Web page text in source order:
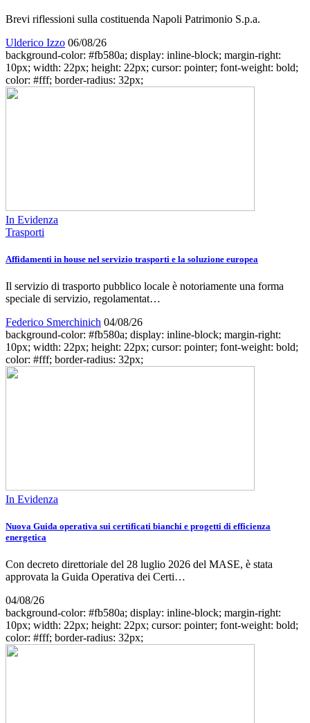
Brevi riflessioni sulla costituenda Napoli Patrimonio S.p.a.
Ulderico Izzo 06/08/26
background-color: #fb580a; display: inline-block; margin-right:
10px; width: 22px; height: 22px; cursor: pointer; font-weight: bold;
color: #fff; border-radius: 32px;
In Evidenza
Trasporti
Affidamenti in house nel servizio trasporti e la soluzione europea
Il servizio di trasporto pubblico locale è notoriamente una forma
speciale di servizio, regolamentat…
Federico Smerchinich 04/08/26
background-color: #fb580a; display: inline-block; margin-right:
10px; width: 22px; height: 22px; cursor: pointer; font-weight: bold;
color: #fff; border-radius: 32px;
In Evidenza
Nuova Guida operativa sui certificati bianchi e progetti di efficienza
energetica
Con decreto direttoriale del 28 luglio 2026 del MASE, è stata
approvata la Guida Operativa dei Certi…
04/08/26
background-color: #fb580a; display: inline-block; margin-right:
10px; width: 22px; height: 22px; cursor: pointer; font-weight: bold;
color: #fff; border-radius: 32px;